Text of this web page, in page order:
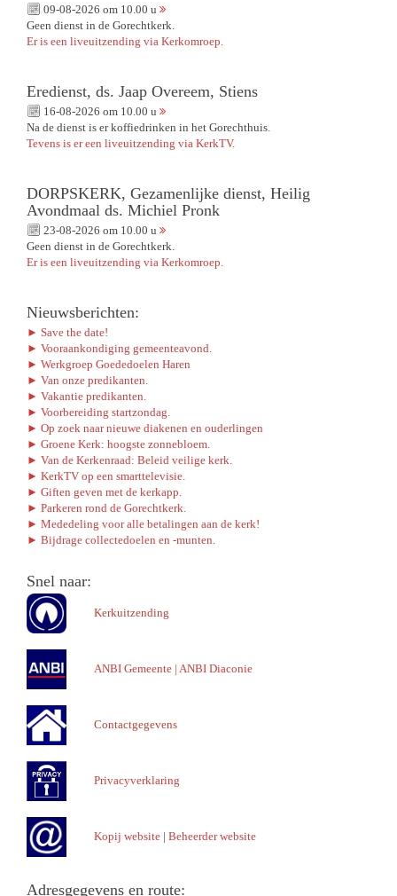
09-08-2026 om 10.00 u
Geen dienst in de Gorechtkerk.
Er is een liveuitzending via Kerkomroep.
Eredienst, ds. Jaap Overeem, Stiens
16-08-2026 om 10.00 u
Na de dienst is er koffiedrinken in het Gorechthuis.
Tevens is er een liveuitzending via KerkTV.
DORPSKERK, Gezamenlijke dienst, Heilig
Avondmaal ds. Michiel Pronk
23-08-2026 om 10.00 u
Geen dienst in de Gorechtkerk.
Er is een liveuitzending via Kerkomroep.
Nieuwsberichten:
► Save the date!
► Vooraankondiging gemeenteavond.
► Werkgroep Goededoelen Haren
► Van onze predikanten.
► Vakantie predikanten.
► Voorbereiding startzondag.
► Op zoek naar nieuwe diakenen en ouderlingen
► Groene Kerk: hoogste zonnebloem.
► Van de Kerkenraad: Beleid veilige kerk.
► KerkTV op een smarttelevisie.
► Giften geven met de kerkapp.
► Parkeren rond de Gorechtkerk.
► Mededeling voor alle betalingen aan de kerk!
► Bijdrage collectedoelen en -munten.
Snel naar:
Kerkuitzending
ANBI Gemeente | ANBI Diaconie
Contactgegevens
Privacyverklaring
Kopij website | Beheerder website
Adresgegevens en route: